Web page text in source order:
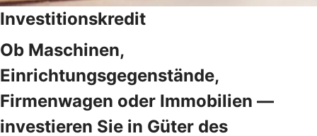
Investitionskredit
Ob Maschinen,
Einrichtungsgegenstände,
Firmenwagen oder Immobilien —
investieren Sie in Güter des